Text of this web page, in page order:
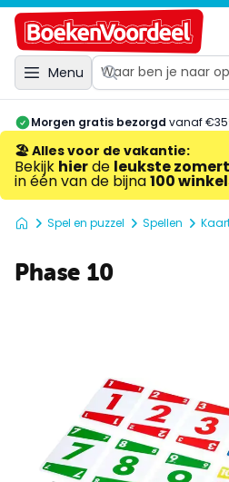
Menu
Morgen gratis bezorgd vanaf
🏖️ Alles voor de vakantie:
Bekijk hierde leukste
in één van de bijna100
Spel en puzzel Spellen
Phase 10